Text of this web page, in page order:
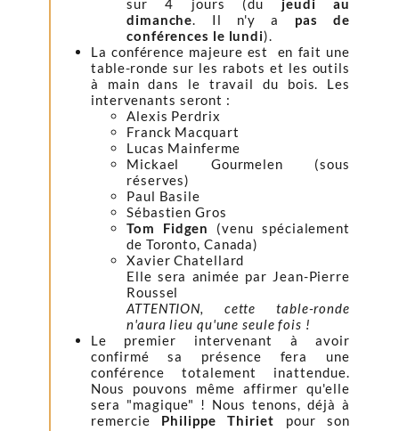
sur 4 jours (du jeudi au
dimanche. Il n'y a pas de
conférences le lundi).
La conférence majeure est en fait une
table-ronde sur les rabots et les outils
à main dans le travail du bois. Les
intervenants seront :
Alexis Perdrix
Franck Macquart
Lucas Mainferme
Mickael Gourmelen (sous
réserves)
Paul Basile
Sébastien Gros
Tom Fidgen
(venu spécialement
de Toronto, Canada)
Xavier Chatellard
Elle sera animée par Jean-Pierre
Roussel
ATTENTION, cette table-ronde
n'aura lieu qu'une seule fois !
Le premier intervenant à avoir
confirmé sa présence fera une
conférence totalement inattendue.
Nous pouvons même affirmer qu'elle
sera "magique" ! Nous tenons, déjà à
remercie Philippe Thiriet pour son